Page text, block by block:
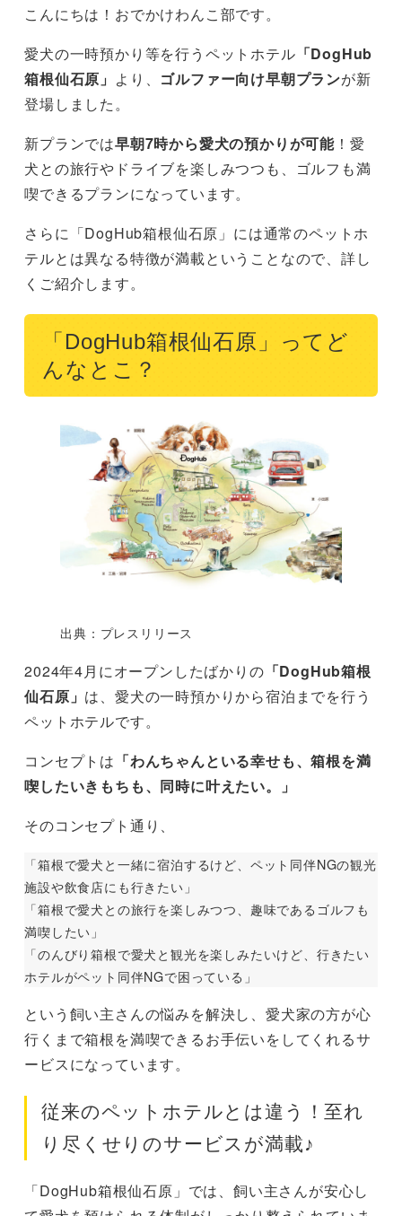
こんにちは！おでかけわんこ部です。
愛犬の一時預かり等を行うペットホテル 「DogHub
箱根仙石原」 より、 ゴルファー向け早朝プランが新
登場しました。
新プランでは早朝7時から愛犬の預かりが可能 ！愛
犬との旅行やドライブを楽しみつつも、ゴルフも満
喫できるプランになっています。
さらに「DogHub箱根仙石原」には通常のペットホ
テルとは異なる特徴が満載ということなので、詳し
くご紹介します。
「DogHub箱根仙石原」ってど
んなとこ？
出典：プレスリリース
2024年4月にオープンしたばかりの 「DogHub箱根
仙石原」 は、愛犬の一時預かりから宿泊までを行う
ペットホテルです。
コンセプトは 「わんちゃんといる幸せも、箱根を満
喫したいきもちも、同時に叶えたい。」
そのコンセプト通り、
「箱根で愛犬と一緒に宿泊するけど、ペット同伴NGの観光
施設や飲食店にも行きたい」
「箱根で愛犬との旅行を楽しみつつ、趣味であるゴルフも
満喫したい」
「のんびり箱根で愛犬と観光を楽しみたいけど、行きたい
ホテルがペット同伴NGで困っている」
という飼い主さんの悩みを解決し、愛犬家の方が心
行くまで箱根を満喫できるお手伝いをしてくれるサ
ービスになっています。
従来のペットホテルとは違う！至れ
り尽くせりのサービスが満載♪
「DogHub箱根仙石原」では、飼い主さんが安心し